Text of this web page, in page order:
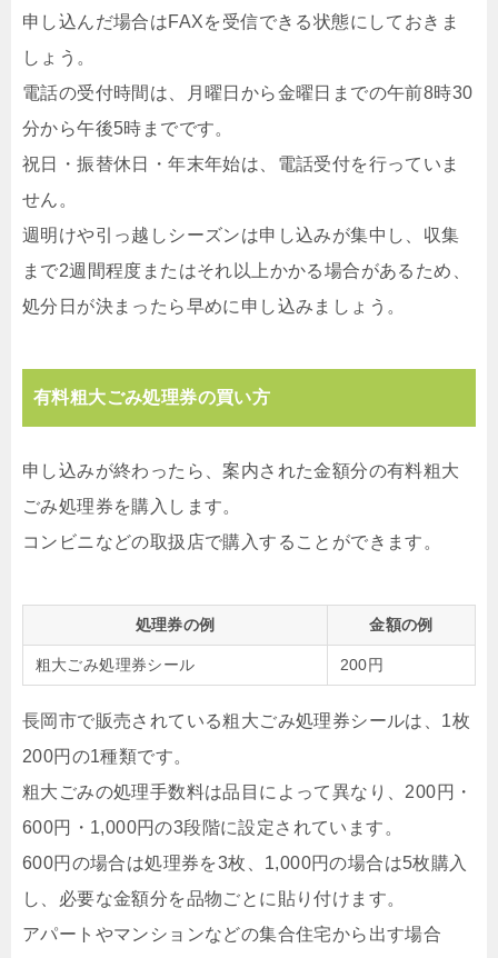
申し込んだ場合はFAXを受信できる状態にしておきま
しょう。
電話の受付時間は、月曜日から金曜日までの午前8時30
分から午後5時までです。
祝日・振替休日・年末年始は、電話受付を行っていま
せん。
週明けや引っ越しシーズンは申し込みが集中し、収集
まで2週間程度またはそれ以上かかる場合があるため、
処分日が決まったら早めに申し込みましょう。
有料粗大ごみ処理券の買い方
申し込みが終わったら、案内された金額分の有料粗大
ごみ処理券を購入します。
コンビニなどの取扱店で購入することができます。
処理券の例 金額の例
粗大ごみ処理券シール 200円
長岡市で販売されている粗大ごみ処理券シールは、1枚
200円の1種類です。
粗大ごみの処理手数料は品目によって異なり、200円・
600円・1,000円の3段階に設定されています。
600円の場合は処理券を3枚、1,000円の場合は5枚購入
し、必要な金額分を品物ごとに貼り付けます。
アパートやマンションなどの集合住宅から出す場合